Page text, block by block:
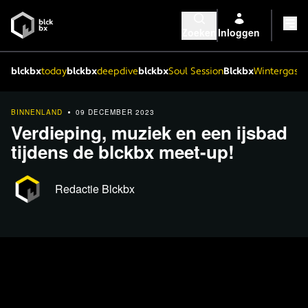
Inloggen
blckbxtodayblckbxdeepdiveblckbxSoul SessionBlckbx
BINNENLAND 09 DECEMBER 2023
Verdieping, muziek en een ijsbad
tijdens de blckbx meet-up!
Redactie Blckbx